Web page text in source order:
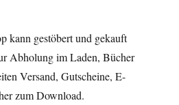
kann gestöbert und gekauft
Abholung im Laden, Bücher
Versand, Gutscheine, E-
zum Download.